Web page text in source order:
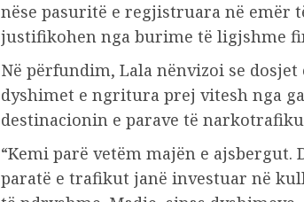
nëse pasuritë e regjistruara në emër
justifikohen nga burime të ligjshme
Në përfundim, Lala nënvizoi se
dyshimet e ngritura prej vitesh nga
destinacionin e parave të
“Kemi parë vetëm majën e ajsbergut.
paratë e trafikut janë investuar në